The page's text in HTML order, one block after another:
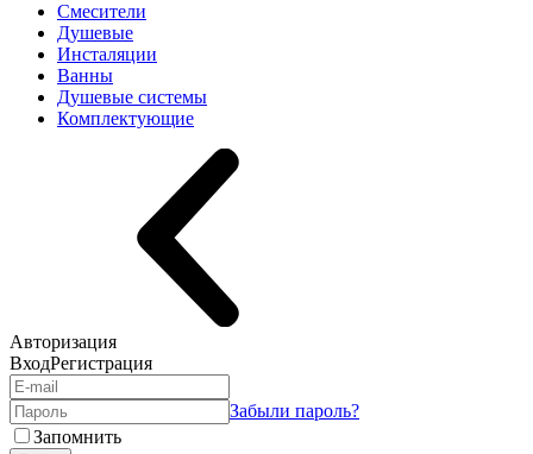
Смесители
Душевые
Инсталяции
Ванны
Душевые системы
Комплектующие
Авторизация
ВходРегистрация
Забыли пароль?
Запомнить